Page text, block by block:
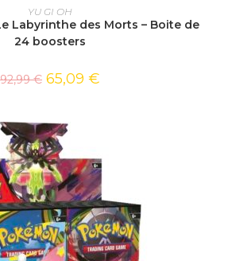
AU PANIER
YU GI OH
Labyrinthe des Morts – Boite de
24 boosters
92,99€ 65,09 €